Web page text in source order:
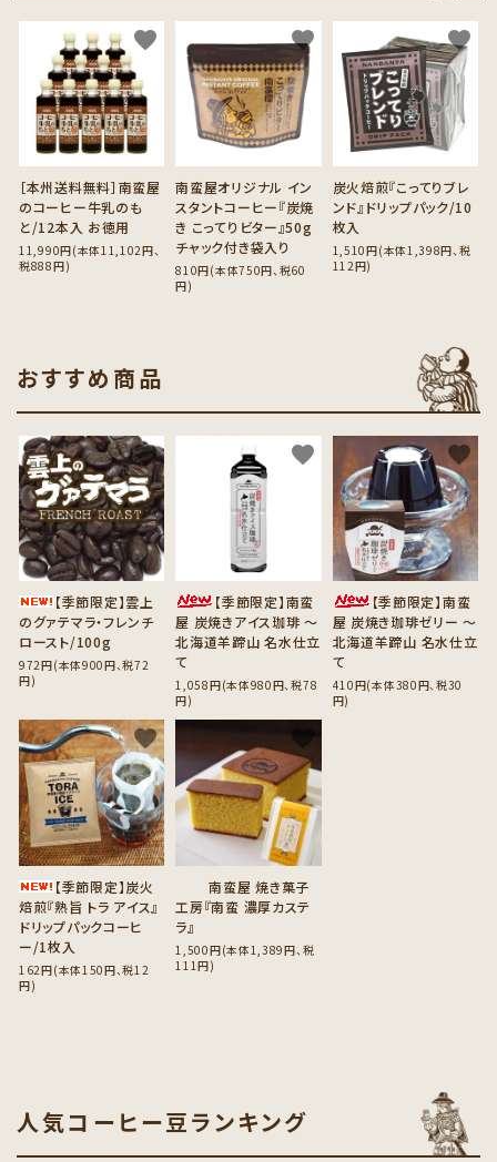
［本州送料無料］南蛮屋
のコーヒー牛乳のも
と/12本入 お徳用
11,990円(本体11,102円、
税888円)
favorite
南蛮屋オリジナル イン
スタントコーヒー『炭焼
き こってりビター』50g
チャック付き袋入り
810円(本体750円、税60
円)
favorite
炭火焙煎『こってりブレ
ンド』ドリップパック/10
枚入
1,510円(本体1,398円、税
112円)
favorite
おすすめ商品
【季節限定】雲上
のグァテマラ・フレンチ
ロースト/100g
972円(本体900円、税72
円)
favorite
【季節限定】南蛮
屋 炭焼きアイス珈琲 ～
北海道羊蹄山 名水仕立
て
1,058円(本体980円、税78
円)
favorite
【季節限定】南蛮
屋 炭焼き珈琲ゼリー ～
北海道羊蹄山 名水仕立
て
410円(本体380円、税30
円)
favorite
【季節限定】炭火
焙煎『熟旨 トラ アイス』
ドリップパックコーヒ
ー/1枚入
162円(本体150円、税12
円)
favorite
南蛮屋 焼き菓子
工房『南蛮 濃厚カステ
ラ』
1,500円(本体1,389円、税
111円)
favorite
人気コーヒー豆ランキング